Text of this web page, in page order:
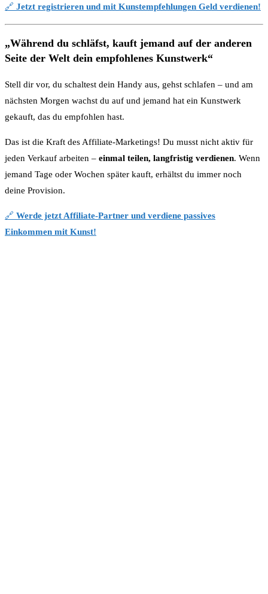
🔗 Jetzt registrieren und mit Kunstempfehlungen Geld verdienen!
„Während du schläfst, kauft jemand auf der anderen
Seite der Welt dein empfohlenes Kunstwerk“
Stell dir vor, du schaltest dein Handy aus, gehst schlafen – und am
nächsten Morgen wachst du auf und jemand hat ein Kunstwerk
gekauft, das du empfohlen hast.
Das ist die Kraft des Affiliate-Marketings! Du musst nicht aktiv für
jeden Verkauf arbeiten – einmal teilen, langfristig verdienen. Wenn
jemand Tage oder Wochen später kauft, erhältst du immer noch
deine Provision.
🔗 Werde jetzt Affiliate-Partner und verdiene passives
Einkommen mit Kunst!